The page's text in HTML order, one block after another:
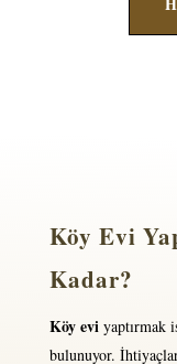
Köy Evi
Kadar?
Köy evi yaptırmak
bulunuyor.